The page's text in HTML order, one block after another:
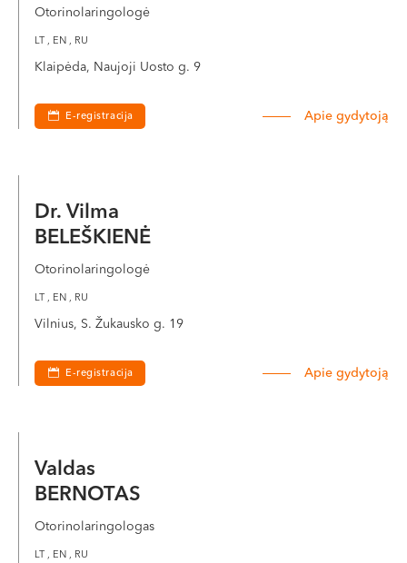
VI, VII --
Otorinolaringologė
LT , EN , RU
Klaipėda, Naujoji Uosto g. 9
E-registracija Apie gydytoją
Dr. Vilma
BELEŠKIENĖ
Otorinolaringologė
LT , EN , RU
Vilnius, S. Žukausko g. 19
E-registracija Apie gydytoją
Valdas
BERNOTAS
Otorinolaringologas
LT , EN , RU